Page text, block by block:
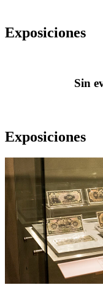
Exposiciones
Sin
Exposiciones